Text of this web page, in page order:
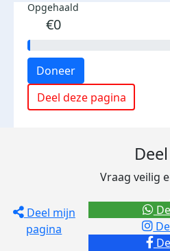
Opgehaald
€0
Doneer
Deel deze pagina
Deel mijn
pagina
Vraag veilig